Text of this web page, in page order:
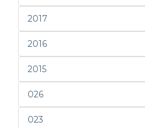
2017
2016
2015
026
023